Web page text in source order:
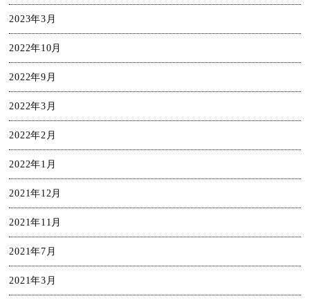
2023年3月
2022年10月
2022年9月
2022年3月
2022年2月
2022年1月
2021年12月
2021年11月
2021年7月
2021年3月